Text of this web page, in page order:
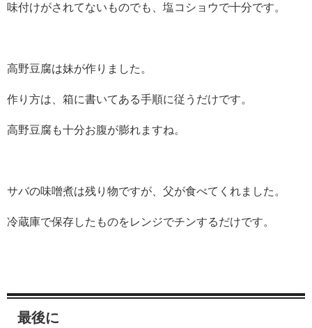
味付けがされてないものでも、塩コショウで十分です。
高野豆腐は妹が作りました。
作り方は、箱に書いてある手順に従うだけです。
高野豆腐も十分お腹が膨れますね。
サバの味噌煮は残り物ですが、父が食べてくれました。
冷蔵庫で保存したものをレンジでチンするだけです。
最後に